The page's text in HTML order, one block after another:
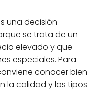
una decisión
se trata de un
elevado y que
especiales. Para
conocer bien
la calidad y los tipos